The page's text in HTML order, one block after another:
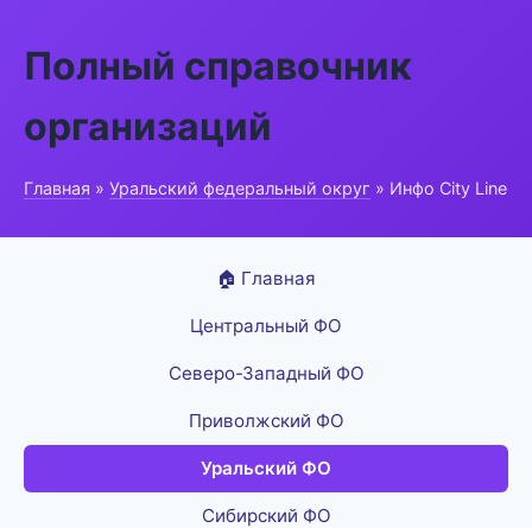
Полный справочник
организаций
Главная » Уральский федеральный округ » Инфо City Line
🏠 Главная
Центральный ФО
Северо-Западный ФО
Приволжский ФО
Уральский ФО
Сибирский ФО